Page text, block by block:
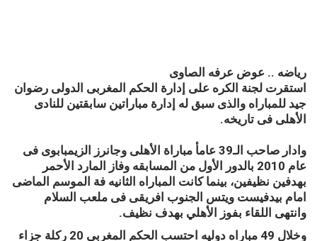
رياضه .. عوض عرفه الصاوى
استقرت لجنة الكره على إدارة الحكم المغربى الدولى رضوان
جيد للمباراه والذى سبق له إدارة مباراتين سابقتين للنادى
الأهلى فى تاريخه.
وادار صاحب الـ39 عامأ مباراة الأهلى وجانرز الزيمبابوى فى
عام 2010 بالدور الأول من المسابقه وفاز المارد الأحمر
بهدفين نظيفين، بينما كانت المباراه الثانيه فة الموسم الماضى
امام بيدفيست ويتس الجنوب افريقى فى ملعب السلام
وانتهى اللقاء بفوز الأهلي بهدف نظيف.
وخلال 49 مباراه دوليه احتسب الحكم المغربى 20 ركلة جزاء